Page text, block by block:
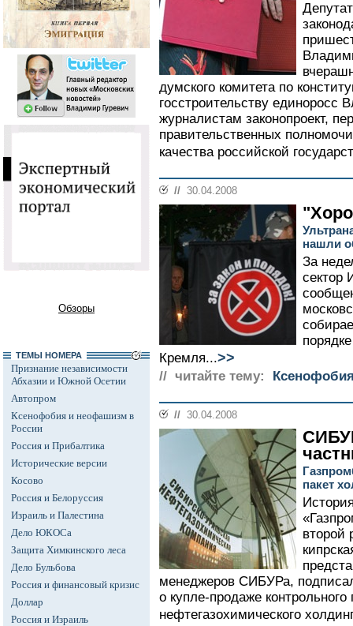
Обзоры
ТЕМЫ НОМЕРА
Признание независимости
Абхазии и Южной Осетии
Автопром
Ксенофобия и неофашизм в
России
Россия и Прибалтика
Исторические версии
Косово
Россия и Белоруссия
Израиль и Палестина
Дело ЮКОСа
Защита Химкинского леса
Дело Бульбова
Россия и финансовый кризис
Доллар
Россия и Израиль
думского комитета по
госстроительству единоросс
журналистам законопроект,
правительственных
качества российской
// 30.04.2008
нашли
За
сектор
Кремля...>>
// читайте тему:
// 30.04.2008
пакет
второй
менеджеров СИБУРа,
о купле-продаже
нефтегазохимического